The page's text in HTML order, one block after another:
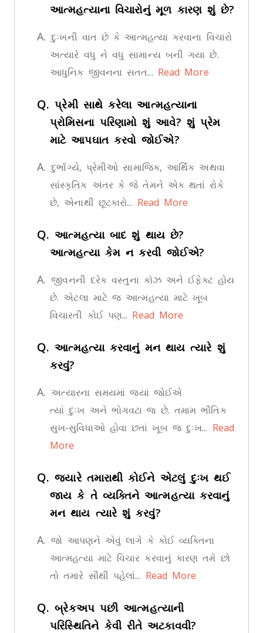
આત્મહત્યાના વિચારોનું મૂળ કારણ શું છે?
A.દુઃખની વાત છે કે આત્મહત્યા કરવાના વિચારો
અત્યારે વધુ ને વધુ સામાન્ય બની ગયા છે.
આધુનિક જીવનના સતત... Read More
Q.પ્રેમી સાથે કરેલા આત્મહત્યાના
પ્રોમિસના પરિણામો શું આવે? શું પ્રેમ
માટે આપઘાત કરવો જોઈએ?
A.દુર્ભાગ્યે, પ્રેમીઓ સામાજિક, આર્થિક અથવા
સાંસ્કૃતિક અંતર કે જે તેમને એક થતાં રોકે
છે, એનાથી છૂટકારો... Read More
Q.આત્મહત્યા બાદ શું થાય છે?
આત્મહત્યા કેમ ન કરવી જોઈએ?
A.જીવનની દરેક વસ્તુના કૉઝ અને ઈફેક્ટ હોય
છે. એટલા માટે જ આત્મહત્યા માટે ખૂબ
વિચારતી કોઈ પણ... Read More
Q.આત્મહત્યા કરવાનું મન થાય ત્યારે શું
કરવું?
A. અત્યારના સમયમાં જ્યાં જોઈએ
ત્યાં દુઃખ અને ભોગવટા જ છે. તમામ ભૌતિક
સુખ-સુવિધાઓ હોવા છતાં ખૂબ જ દુઃખ... Read
More
Q.જ્યારે તમારાથી કોઈને એટલું દુઃખ થઈ
જાય કે તે વ્યક્તિને આત્મહત્યા કરવાનું
મન થાય ત્યારે શું કરવું?
A.જો આપણને એવું લાગે કે કોઈ વ્યક્તિના
આત્મહત્યા માટે વિચાર કરવાનું કારણ તમે છો
તો તમારે સૌથી પહેલાં... Read More
Q.બ્રેકઅપ પછી આત્મહત્યાની
પરિસ્થિતિને કેવી રીતે અટકાવવી?